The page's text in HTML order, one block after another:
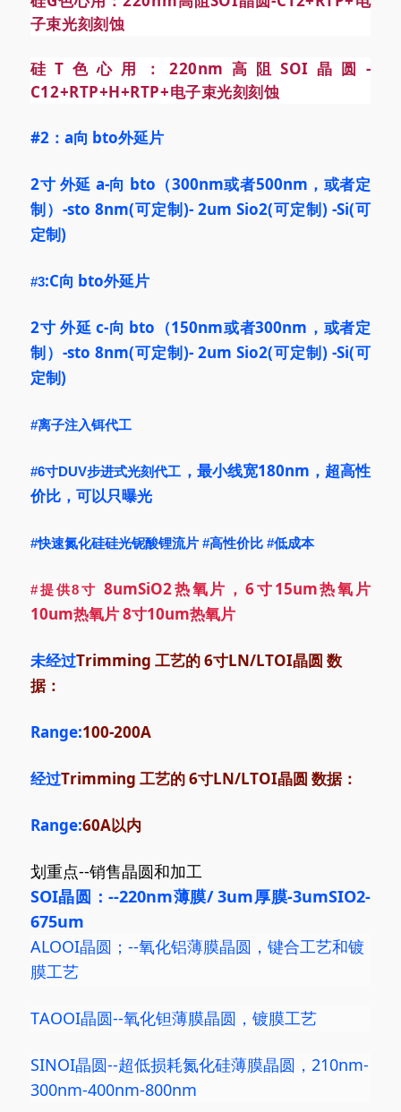
子束光刻刻蚀
硅T色心用：220nm高阻SOI 晶圆-
C12+RTP+H+RTP+电子束光刻刻蚀
#2：a向 bto外延片
2寸 外延 a-向 bto（300nm或者500nm，或者定
制）-sto 8nm(可定制)- 2um Sio2(可定制) -Si(可
定制)
#3:C向 bto外延片
2寸 外延 c-向 bto（150nm或者300nm，或者定
制）-sto 8nm(可定制)- 2um Sio2(可定制) -Si(可
定制)
#离子注入铒代工
#6寸DUV步进式光刻代工 ，最小线宽180nm，超高性
价比，可以只曝光
#快速氮化硅硅光铌酸锂流片 #高性价比 #低成本
#提供8寸 8umSiO2热氧片，6寸15um热氧 片
10um热氧片 8寸10um热氧片
未经过Trimming 工艺的 6寸LN/LTOI晶圆 数
据：
Range:100-200A
经过Trimming 工艺的 6寸LN/LTOI晶圆 数据：
Range:60A以内
划重点--销售晶圆和加工
SOI晶圆：--220nm薄膜/ 3um厚膜-3umSIO2-
675um
ALOOI晶圆；--氧化铝薄膜晶圆，键合工艺和镀
膜工艺
TAOOI晶圆--氧化钽薄膜晶圆，镀膜工艺
SINOI晶圆--超低损耗氮化硅薄膜晶圆，210nm-
300nm-400nm-800nm